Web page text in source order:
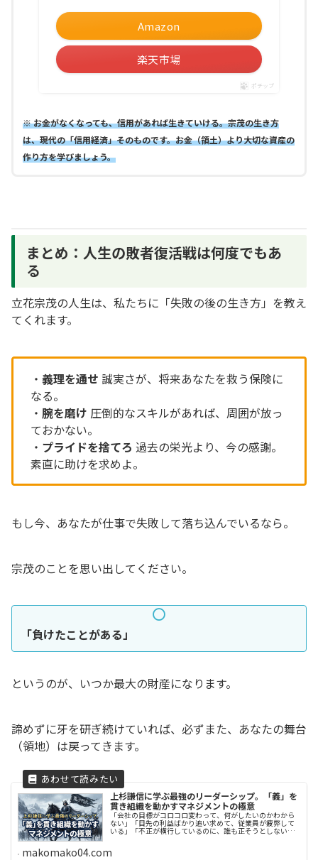
Amazon
楽天市場
ポチップ
※ お金がなくなっても、信用があれば生きていける。宗茂の生き方
は、現代の「信用経済」そのものです。お金（領土）より大切な資産の
作り方を学びましょう。
まとめ：人生の敗者復活戦は何度でもあ
る
立花宗茂の人生は、私たちに「失敗の後の生き方」を教え
てくれます。
・ 義理を通せ 誠実さが、将来あなたを救う保険に
なる。
・ 腕を磨け 圧倒的なスキルがあれば、周囲が放っ
ておかない。
・ プライドを捨てろ 過去の栄光より、今の感謝。
素直に助けを求めよ。
もし今、あなたが仕事で失敗して落ち込んでいるなら。
宗茂のことを思い出してください。
「負けたことがある」
というのが、いつか最大の財産になります。
諦めずに牙を研ぎ続けていれば、必ずまた、あなたの舞台
（領地）は戻ってきます。
上杉謙信に学ぶ最強のリーダーシップ。「義」を
貫き組織を動かすマネジメントの極意
「会社の目標がコロコロ変わって、何がしたいのかわから
ない」「目先の利益ばかり追い求めて、従業員が疲弊して
いる」「不正が横行しているのに、誰も正そうとしない」
makomako04.com